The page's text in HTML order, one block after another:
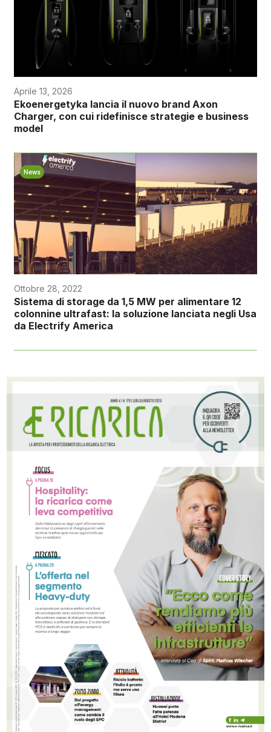
Aprile 13, 2026
Ekoenergetyka lancia il nuovo brand Axon
Charger, con cui ridefinisce strategie e business
model
News
Ottobre 28, 2022
Sistema di storage da 1,5 MW per alimentare 12
colonnine ultrafast: la soluzione lanciata negli Usa
da Electrify America